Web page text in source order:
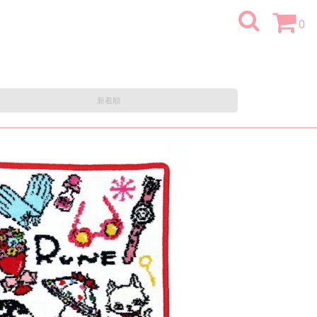
0
新着順